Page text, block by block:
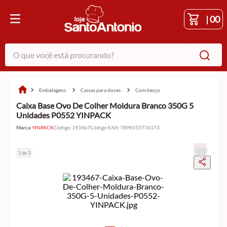
|00
O que você está procurando?
embalagens caixas para doces com berço
Caixa Base Ovo De Colher Moldura Branco 350G 5
Unidades P0552 YINPACK
Marca:YINPACKCódigo:193467Código EAN:7898555776173
1 de 2